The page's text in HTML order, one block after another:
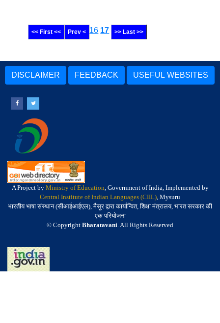
<< First << Prev < 16 17 >> Last >>
DISCLAIMER FEEDBACK USEFUL WEBSITES
A Project by Ministry of Education, Government of India, Implemented by
Central Institute of Indian Languages (CIIL), Mysuru
भारतीय भाषा संस्थान (सीआईआईएल), मैसूर द्वारा कार्यान्वित, शिक्षा मंत्रालय, भारत सरकार की
एक परियोजना
© Copyright Bharatavani. All Rights Reserved